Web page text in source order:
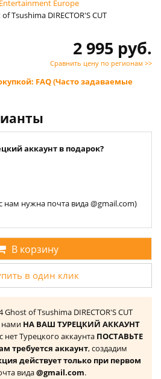
Europe
Tsushima DIRECTOR'S CUT
2 995 руб.
Сравнить цену по регионам >>
FAQ (Часто задаваемые
аккаунт в подарок?
нам нужна почта вида @gmail.com)
В корзину
в один клик
Ghost of Tsushima DIRECTOR'S CUT
нами НА ВАШ ТУРЕЦКИЙ АККАУНТ
нет Турецкого аккаунта ПОСТАВЬТЕ
требуется аккаунт, создадим
действует только при первом
вида@gmail.com.